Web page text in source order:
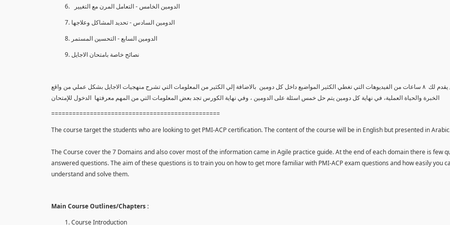
الدومين الخامس - التعامل المرن مع التغيير
الدومين السادس - تحديد المشاكل وعلاجها
الدومين السابع - التحسين المستمر
نصائح خاصة بامتحان الاجايل
الكورس يقدم لك ٨ ساعات من الفيديوهات التي تغطي الكثير المواضيع داخل كل دومين بالاضافة إلي الكثير من المعلومات التي تشرح منهجيات الاجايل بشكل عملي من واقع
الخبرة والحياة العملية، في نهاية كل دومين يتم حل خمس اسئلة على الدومين ، وفي نهاية الكورس تجد بعض المعلومات التي من المهم معرفتها الدخول للإمتحان
================================================
The course target the students who are looking to get PMI-ACP certification. The content of the course will be in English but presented in
The Course cover the 7 Domains and also cover most of the information came in Agile practice guide. At the end of each domain there is few
answered questions. The aim of these questions is to train you on how to get more familiar with PMI-ACP exam questions and how easily you
understand and solve them.
Main Course Outlines/Chapters :
Course Introduction